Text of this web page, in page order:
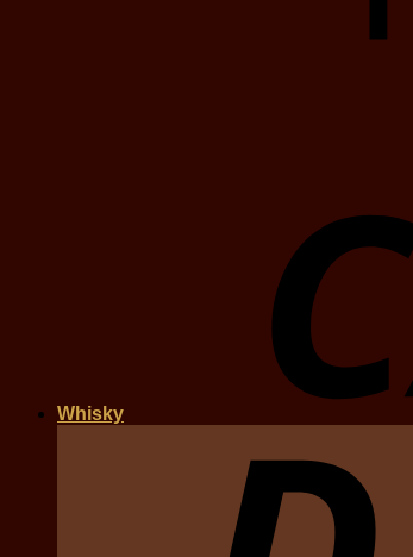
Whisky